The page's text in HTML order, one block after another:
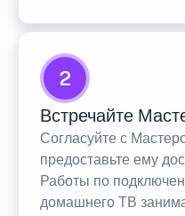
2
Встречайте
Согласуйте с
предоставьте ему
Работы по
домашнего ТВ